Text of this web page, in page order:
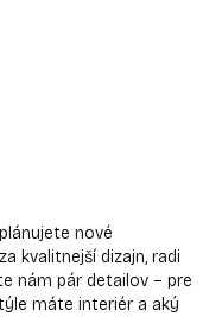
nové
kvalitnejší dizajn, radi
nám pár detailov – pre
máte interiér a aký